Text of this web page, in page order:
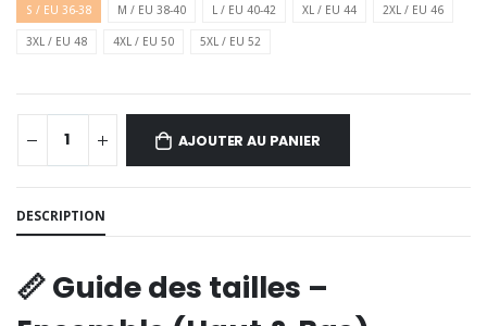
S / EU 36-38 M / EU 38-40 L / EU 40-42 XL / EU 44 2XL / EU 46
3XL / EU 48 4XL / EU 50 5XL / EU 52
AJOUTER AU PANIER
DESCRIPTION
📏 Guide des tailles –